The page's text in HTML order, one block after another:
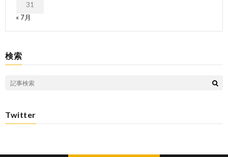
31
« 7月
検索
Twitter